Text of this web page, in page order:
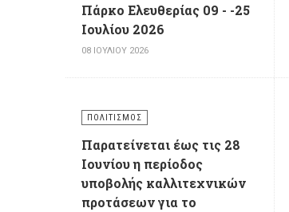
Πάρκο Ελευθερίας 09 - -25
Ιουλίου 2026
08 ΙΟΥΛΊΟΥ 2026
ΠΟΛΙΤΙΣΜΌΣ
Παρατείνεται έως τις 28
Ιουνίου η περίοδος
υποβολής καλλιτεχνικών
προτάσεων για το